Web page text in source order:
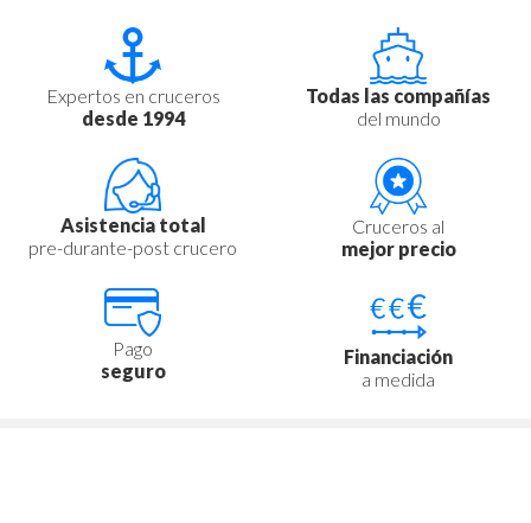
Expertos en cruceros
desde 1994
Todas las compañías
del mundo
Asistencia total
pre-durante-post crucero
Cruceros al
mejor precio
Pago
seguro
Financiación
a medida